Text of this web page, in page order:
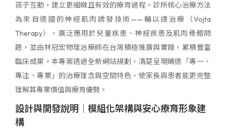
孩子互動，建立更細緻且有效的療育過程。診所核心治療方法
為來自德國的神經肌肉誘發技術——輔以達治療（Vojta
Therapy），廣泛應用於兒童疾患、神經疾患及肌肉骨骼問
題，並由林冠宏物理治療師在台灣積極推廣與實踐，累積豐富
臨床成果。本專案透過全新網站規劃，清楚呈現晴德「專一、
專注、專業」的治療理念與空間特色，使家長與患者能更完整
理解其專業價值與療育優勢。
設計與開發說明｜模組化架構與安心療育形象建
構